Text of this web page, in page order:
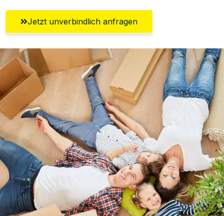
Jetzt unverbindlich anfragen